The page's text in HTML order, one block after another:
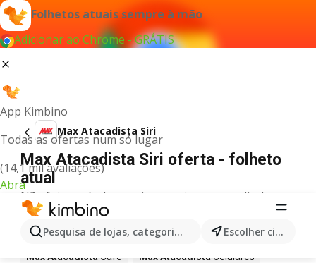
Folhetos atuais sempre à mão
Adicionar ao Chrome - GRÁTIS
App Kimbino
Todas as ofertas num só lugar
(14,1 mil avaliações)
Abra
Pesquisa de lojas, categorias,produtos... Escolher cidade
Max Atacadista Siri
Max Atacadista Siri oferta - folheto
atual
Não foi possível encontrar quaisquer resultados
para este termo.
Mais produtos em Max Atacadista
Max Atacadista Café Max Atacadista Celulares